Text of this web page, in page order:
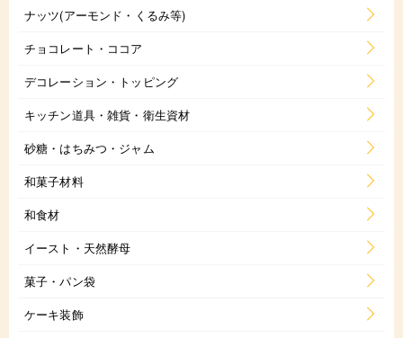
ナッツ(アーモンド・くるみ等)
チョコレート・ココア
デコレーション・トッピング
キッチン道具・雑貨・衛生資材
砂糖・はちみつ・ジャム
和菓子材料
和食材
イースト・天然酵母
菓子・パン袋
ケーキ装飾